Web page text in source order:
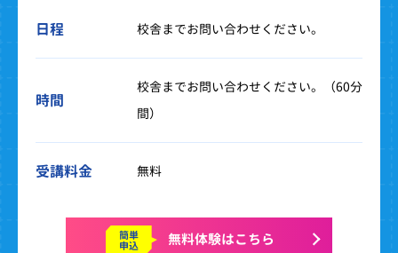
日程 校舎までお問い合わせください。
時間
校舎までお問い合わせください。（60分
間）
受講料金 無料
簡単
申込 無料体験はこちら